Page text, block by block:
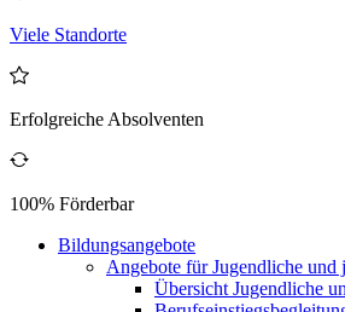
Viele Standorte
Erfolgreiche Absolventen
100% Förderbar
Bildungsangebote
Angebote für Jugendliche und
Übersicht Jugendliche